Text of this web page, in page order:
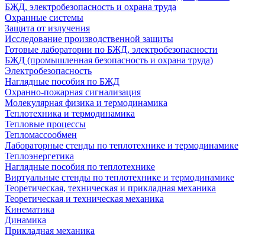
БЖД, электробезопасность и охрана труда
Охранные системы
Защита от излучения
Исследование производственной защиты
Готовые лаборатории по БЖД, электробезопасности
БЖД (промышленная безопасность и охрана труда)
Электробезопасность
Наглядные пособия по БЖД
Охранно-пожарная сигнализация
Молекулярная физика и термодинамика
Теплотехника и термодинамика
Тепловые процессы
Тепломассообмен
Лабораторные стенды по теплотехнике и термодинамике
Теплоэнергетика
Наглядные пособия по теплотехнике
Виртуальные стенды по теплотехнике и термодинамике
Теоретическая, техническая и прикладная механика
Теоретическая и техническая механика
Кинематика
Динамика
Прикладная механика